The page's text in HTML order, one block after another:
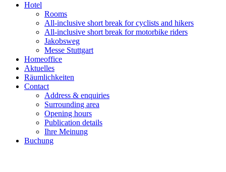
Hotel
Rooms
All-inclusive short break for cyclists and hikers
All-inclusive short break for motorbike riders
Jakobsweg
Messe Stuttgart
Homeoffice
Aktuelles
Räumlichkeiten
Contact
Address & enquiries
Surrounding area
Opening hours
Publication details
Ihre Meinung
Buchung